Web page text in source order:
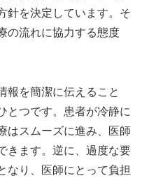
針を決定しています。そ
の流れに協力する態度
報を簡潔に伝えること
とつです。患者が冷静に
はスムーズに進み、医師
きます。逆に、過度な要
なり、医師にとって負担